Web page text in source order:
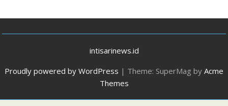
intisarinews.id
Proudly powered by WordPress | Theme: SuperMag by Acme
Themes